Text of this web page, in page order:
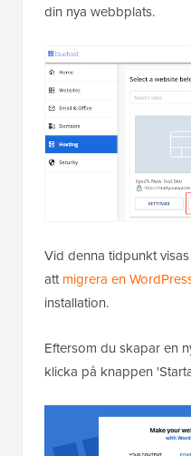
din nya webbplats.
Vid denna tidpunkt
attmigrera en
installation.
Eftersom du skapar en
klicka på knappen